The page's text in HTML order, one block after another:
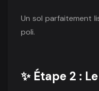
Un sol parfaitement
poli.
✨ Étape 2 :